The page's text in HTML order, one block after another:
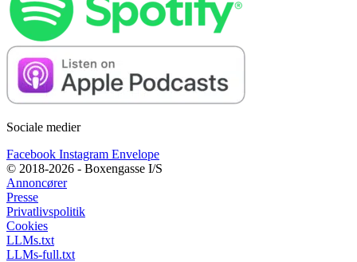
Sociale medier
Facebook Instagram Envelope
© 2018-2026 - Boxengasse I/S
Annoncører
Presse
Privatlivspolitik
Cookies
LLMs.txt
LLMs-full.txt